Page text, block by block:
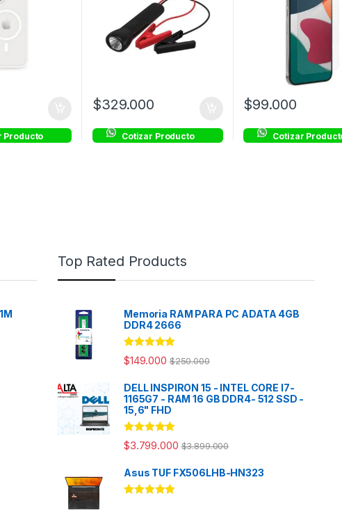
Producto
$329.000
Cotizar Producto
$99.000
Cotizar
Top Rated Products
Memoria RAM PARA PC ADATA 4GB
DDR4 2666
Rated 5.00
out of 5
$149.000 $250.000
DELL INSPIRON 15 - INTEL CORE I7-
1165G7 - RAM 16 GB DDR4- 512 SSD -
15,6" FHD
Rated5.00
out of 5
$3.799.000 $3.899.000
Asus TUF FX506LHB-HN323